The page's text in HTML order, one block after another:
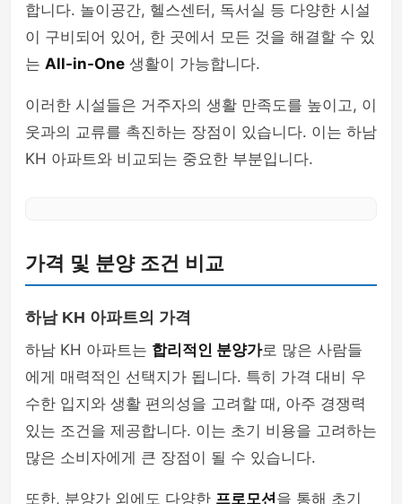
합니다. 놀이공간, 헬스센터, 독서실 등 다양한 시설
이 구비되어 있어, 한 곳에서 모든 것을 해결할 수 있
는 All-in-One 생활이 가능합니다.
이러한 시설들은 거주자의 생활 만족도를 높이고, 이
웃과의 교류를 촉진하는 장점이 있습니다. 이는 하남
KH 아파트와 비교되는 중요한 부분입니다.
가격 및 분양 조건 비교
하남 KH 아파트의 가격
하남 KH 아파트는 합리적인 분양가로 많은 사람들
에게 매력적인 선택지가 됩니다. 특히 가격 대비 우
수한 입지와 생활 편의성을 고려할 때, 아주 경쟁력
있는 조건을 제공합니다. 이는 초기 비용을 고려하는
많은 소비자에게 큰 장점이 될 수 있습니다.
또한, 분양가 외에도 다양한 프로모션을 통해 초기